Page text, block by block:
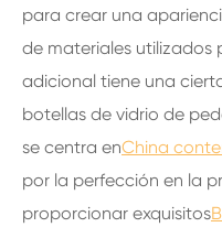
para crear una
de materiales utilizados
adicional tiene una
botellas de vidrio de
se centra enChina
por la perfección en la
proporcionar exquisitos